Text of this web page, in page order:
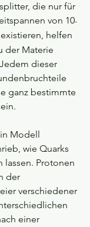
die nur für
von 10-
helfen
der Materie
dieser
ganz bestimmte
Modell
wie Quarks
lassen. Protonen
der
verschiedener
einer